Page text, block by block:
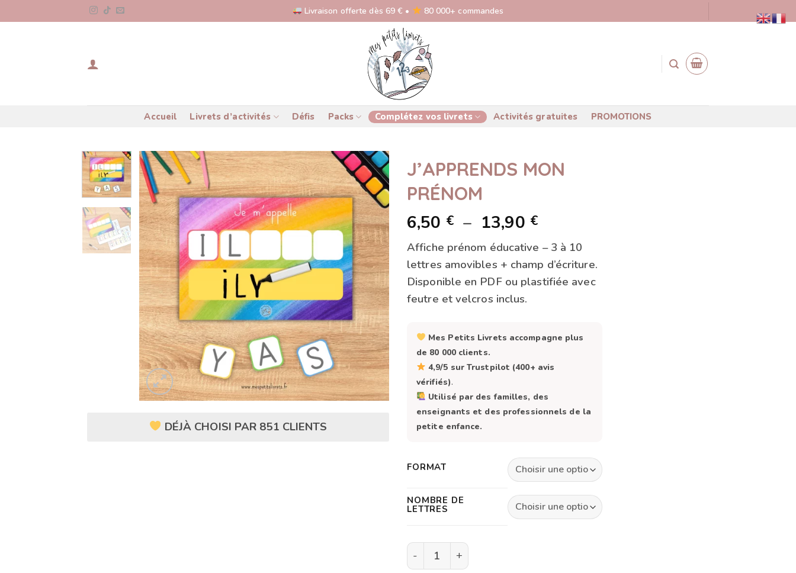
to
Livraison offerte dès 69 € • 80 000+ commandes
Accueil Livrets d’activités Défis Packs Complétez vos livrets Activités gratuites PROMOTIONS
DÉJÀ CHOISI PAR 851 CLIENTS
J’APPRENDS MON
PRÉNOM
6,50 € – 13,90 €Plage
de
prix :
6,50 €
à
Affiche prénom éducative – 3 à 10
lettres amovibles + champ d’écriture.
Disponible en PDF ou plastifiée avec
feutre et velcros inclus.
Mes Petits Livrets accompagne plus
de 80 000 clients.
4,9/5 sur Trustpilot (400+ avis
vérifiés).
Utilisé par des familles, des
enseignants et des professionnels de la
petite enfance.
FORMAT
NOMBRE DE
LETTRES
quantité de J'APPRENDS MON PRÉNOM